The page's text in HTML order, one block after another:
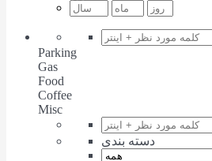
Parking
Gas
Food
Coffee
Misc
دسته بندی